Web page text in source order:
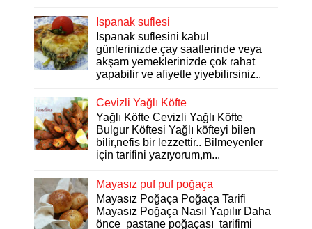
Ispanak suflesi
Ispanak suflesini kabul
günlerinizde,çay saatlerinde veya
akşam yemeklerinizde çok rahat
yapabilir ve afiyetle yiyebilirsiniz..
Cevizli Yağlı Köfte
Yağlı Köfte Cevizli Yağlı Köfte
Bulgur Köftesi Yağlı köfteyi bilen
bilir,nefis bir lezzettir.. Bilmeyenler
için tarifini yazıyorum,m...
Mayasız puf puf poğaça
Mayasız Poğaça Poğaça Tarifi
Mayasız Poğaça Nasıl Yapılır Daha
önce pastane poğaçası tarifimi